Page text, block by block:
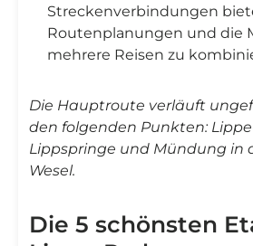
Streckenverbindungen
Routenplanungen und die
mehrere Reisen zu
Die Hauptroute verläuft
den folgenden Punkten:
Lippspringe und Mündung in
Wesel.
Die 5 schönsten